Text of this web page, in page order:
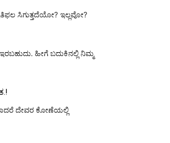
ಸಿಗುತ್ತದೆಯೋ? ಇಲ್ಲವೋ?
ಹೀಗೆ ಬದುಕಿನಲ್ಲಿ ನಿಮ್ಮ
ದೇವರ ಕೋಣೆಯಲ್ಲಿ